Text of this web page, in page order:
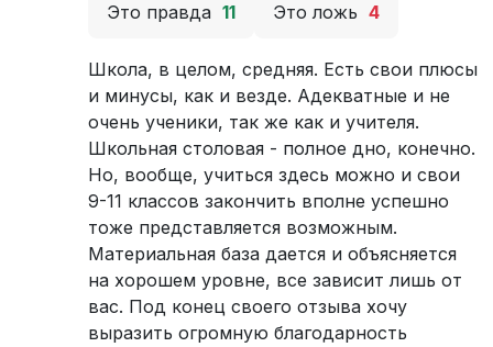
Это правда 11 Это ложь 4
Школа, в целом, средняя. Есть свои плюсы
и минусы, как и везде. Адекватные и не
очень ученики, так же как и учителя.
Школьная столовая - полное дно, конечно.
Но, вообще, учиться здесь можно и свои
9-11 классов закончить вполне успешно
тоже представляется возможным.
Материальная база дается и объясняется
на хорошем уровне, все зависит лишь от
вас. Под конец своего отзыва хочу
выразить огромную благодарность